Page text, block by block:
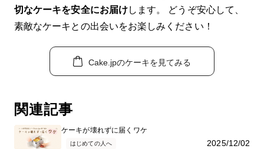
切なケーキを安全にお届けします。 どうぞ安心して、
素敵なケーキとの出会いをお楽しみください！
Cake.jpのケーキを見てみる
関連記事
ケーキが壊れずに届くワケ
2025/12/02
はじめての人へ